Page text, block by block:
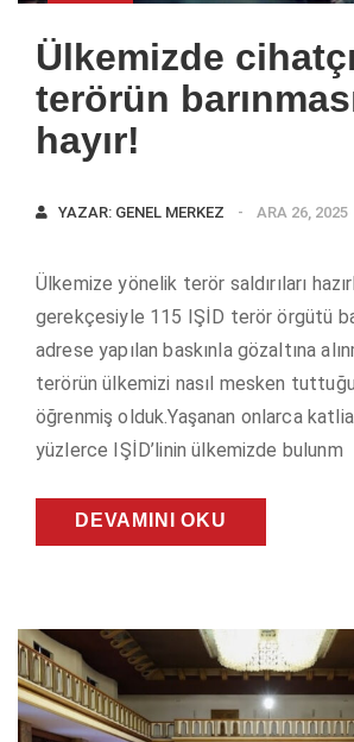
Ülkemizde cihatçı
terörün
hayır!
YAZAR: GENEL MERKEZ ARA 26, 2025
Ülkemize yönelik terör saldırıları
gerekçesiyle 115 IŞİD terör örgütü
adrese yapılan baskınla gözaltına
terörün ülkemizi nasıl mesken
öğrenmiş olduk.Yaşanan onlarca
yüzlerce IŞİD’linin ülkemizde bulunm
DEVAMINI OKU